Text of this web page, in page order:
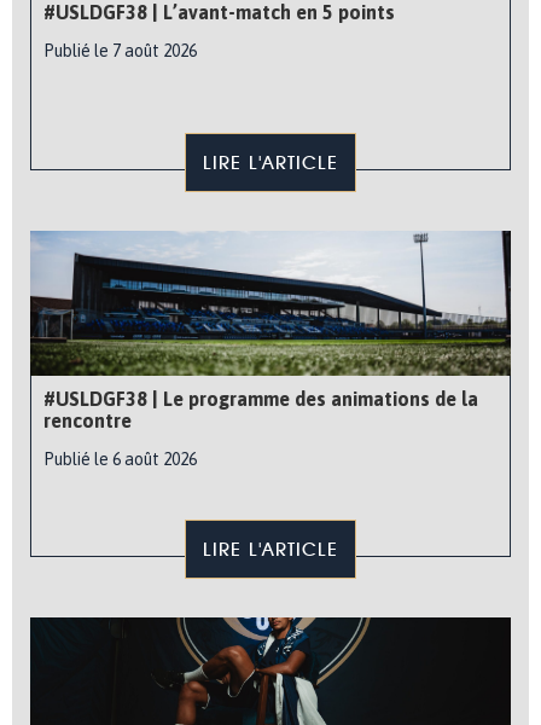
#USLDGF38 | L’avant-match en 5 points
Publié le 7 août 2026
LIRE L'ARTICLE
#USLDGF38 | Le programme des animations de la
rencontre
Publié le 6 août 2026
LIRE L'ARTICLE